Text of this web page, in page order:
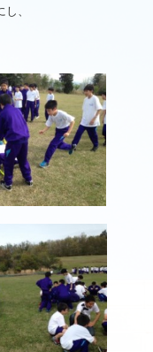
、